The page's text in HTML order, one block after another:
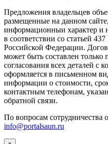
Предложения владельцев
размещенные на данном
информационныи характер и
в соответствии со статьей
Российской Федерации.
может быть составлен только
согласования всех деталей с
оформляется в письменном
информации о стоимости,
контактным телефонам,
обратной связи.
По вопросам сотрудничества
info@portalsaun.ru